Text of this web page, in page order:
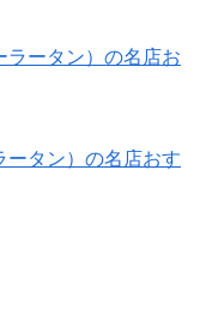
ータン）の名店おす